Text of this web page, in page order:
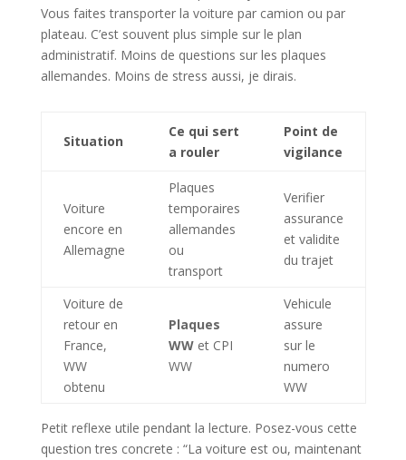
Vous faites transporter la voiture par camion ou par
plateau. C’est souvent plus simple sur le plan
administratif. Moins de questions sur les plaques
allemandes. Moins de stress aussi, je dirais.
Situation
Ce qui sert
a rouler
Point de
vigilance
Voiture
encore en
Allemagne
Plaques
temporaires
allemandes
ou
transport
Verifier
assurance
et validite
du trajet
Voiture de
retour en
France,
WW
obtenu
Plaques
WWet CPI
WW
Vehicule
assure
sur le
numero
WW
Petit reflexe utile pendant la lecture. Posez-vous cette
question tres concrete : “La voiture est ou, maintenant